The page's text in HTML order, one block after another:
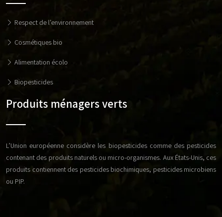
Respect de l’environnement
Cosmétiques bio
Alimentation écolo
Biopesticides
Produits ménagers verts
L’Union européenne considère les biopesticides comme des pesticides
contenant des produits naturels ou micro-organismes. Aux États-Unis, ces
produits contiennent des pesticides biochimiques, pesticides microbiens
ou PIP.